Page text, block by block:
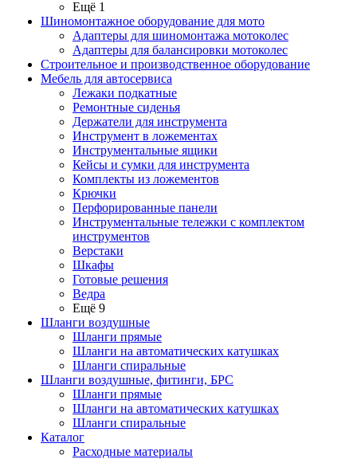
Ещё 1
Шиномонтажное оборудование для мото
Адаптеры для шиномонтажа мотоколес
Адаптеры для балансировки мотоколес
Строительное и производственное оборудование
Мебель для автосервиса
Лежаки подкатные
Ремонтные сиденья
Держатели для инструмента
Инструмент в ложементах
Инструментальные ящики
Кейсы и сумки для инструмента
Комплекты из ложементов
Крючки
Перфорированные панели
Инструментальные тележки с комплектом
инструментов
Верстаки
Шкафы
Готовые решения
Ведра
Ещё 9
Шланги воздушные
Шланги прямые
Шланги на автоматических катушках
Шланги спиральные
Шланги воздушные, фитинги, БРС
Шланги прямые
Шланги на автоматических катушках
Шланги спиральные
Каталог
Расходные материалы